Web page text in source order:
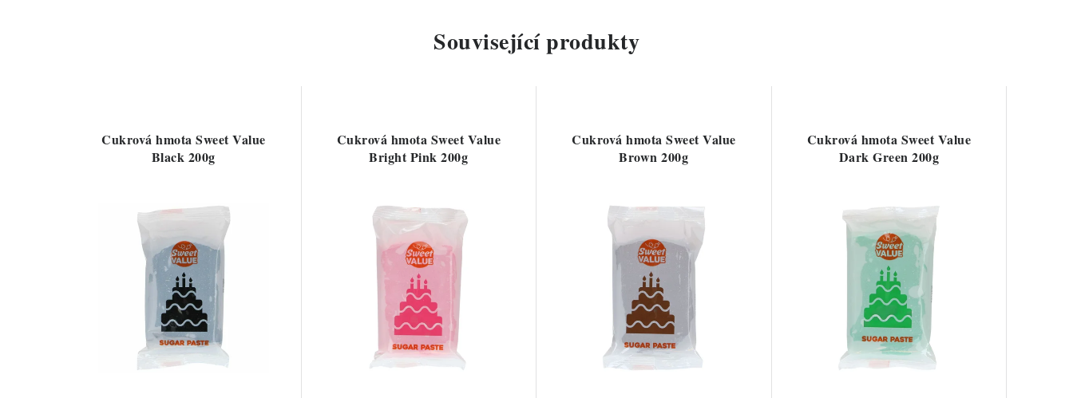
Související produkty
Cukrová hmota Sweet Value
Black 200g
Cukrová hmota Sweet Value
Bright Pink 200g
Cukrová hmota Sweet Value
Brown 200g
Cukrová hmota Sweet Value
Dark Green 200g